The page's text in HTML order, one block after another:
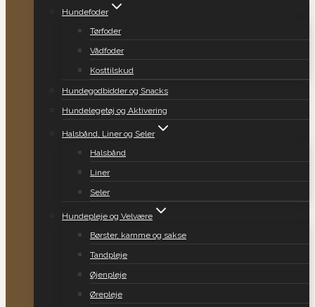
Hundefoder
Tørfoder
Vådfoder
Kosttilskud
Hundegodbidder og Snacks
Hundelegetøj og Aktivering
Halsbånd, Liner og Seler
Halsbånd
Liner
Seler
Hundepleje og Velvære
Børster, kamme og sakse
Tandpleje
Øjenpleje
Ørepleje